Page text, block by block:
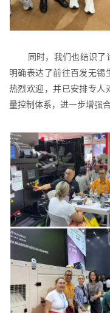
同时，我们也结识了许
明确表达了前往百发无锡
热烈欢迎，并已安排专人
量控制体系，进一步增强合